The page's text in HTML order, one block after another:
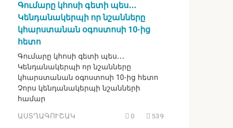
Գումարը կհոսի գետի պես․․․
Կենդանակերպի որ նշանները
կհարստանան օգոստոսի 10-ից
հետո
Գումարը կհոսի գետի պես․․․
Կենդանակերպի որ նշանները
կհարստանան օգոստոսի 10-ից հետո
Չորս կենդանակերպի նշանների
համար
ԱՍՏՂԱԳՈՒՇԱԿ 0 539